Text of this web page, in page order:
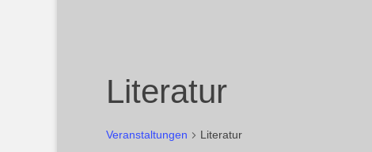
Literatur
Veranstaltungen Literatur